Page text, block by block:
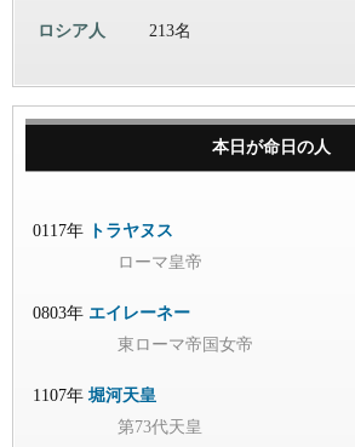
ロシア人 213名
本日が命日の人
0117年
トラヤヌス
ローマ皇帝
0803年 エイレーネー
東ローマ帝国女帝
1107年 堀河天皇
第73代天皇